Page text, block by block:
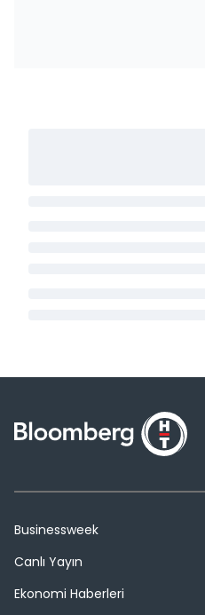
Businessweek
Canlı Yayın
Ekonomi Haberleri